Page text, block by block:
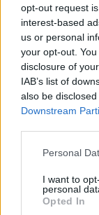
opt-out request
interest-based
us or personal
your opt-out.
disclosure of
IAB’s list of
also be
Downstream
Please note that
not limited to
grant or deny
use your data
Personal
I want to
personal
Opted In
Κακοκαιρία
26 και αύριο
διάρκειας και
πιθανώς με
ανατολικοί
9 και τοπικά
μποφόρ.